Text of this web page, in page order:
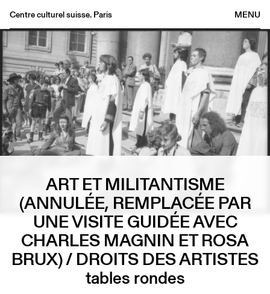
MENU
Centre culturel suisse. Paris
Agenda
Bookshop
Buvette
Archives
Medias
Publications
About
ART ET MILITANTISME
(ANNULÉE, REMPLACÉE PAR
UNE VISITE GUIDÉE AVEC
CHARLES MAGNIN ET ROSA
BRUX) / DROITS DES ARTISTES
tables rondes